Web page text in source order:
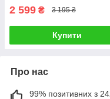
2 599 ₴ 3 195 ₴
Купити
Про нас
99% позитивних з